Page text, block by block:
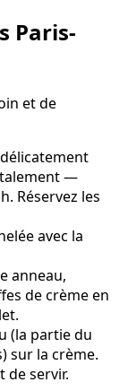
Paris-
et de
—
Réservez les
avec la
anneau,
de crème en
(la partie du
sur la crème.
de servir.